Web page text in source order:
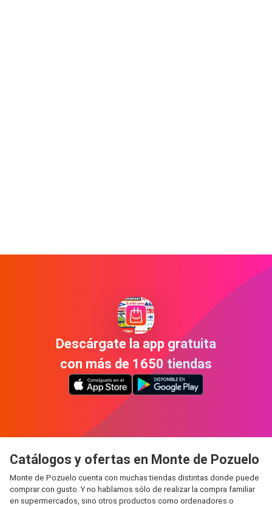
Descárgate la app gratuita
con más de 1650 tiendas
Catálogos y ofertas en Monte de Pozuelo
Monte de Pozuelo cuenta con muchas tiendas distintas donde puede
comprar con gusto. Y no hablamos sólo de realizar la compra familiar
en supermercados, sino otros productos como ordenadores o